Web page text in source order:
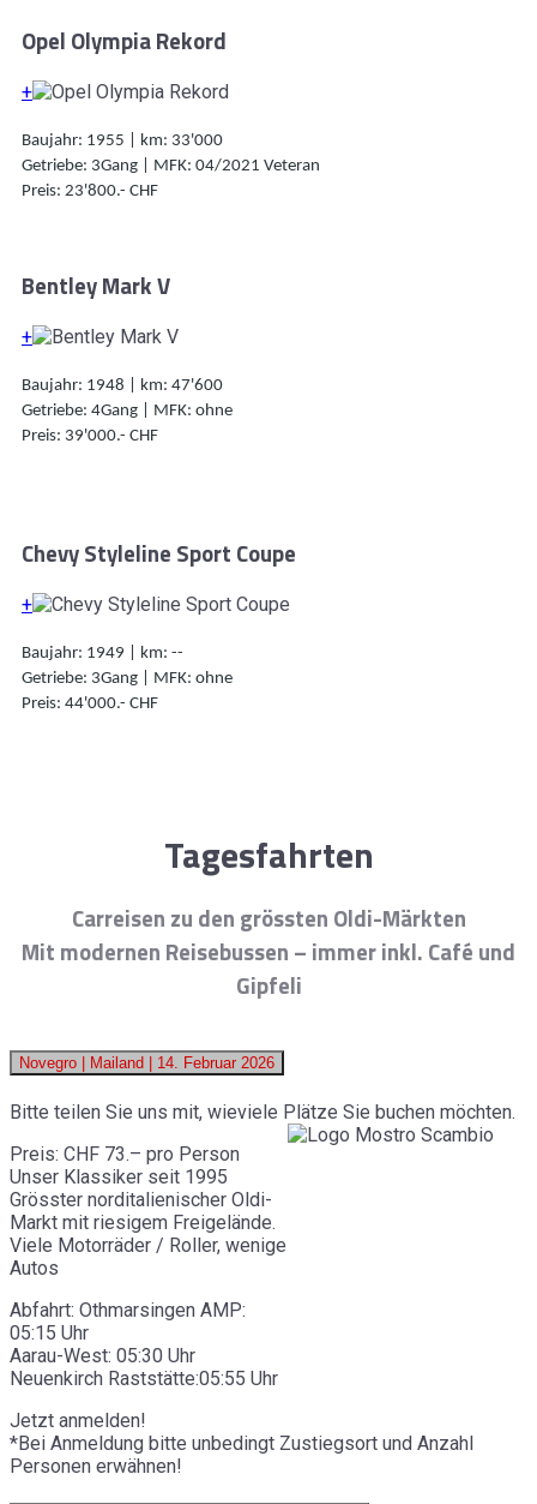
Opel Olympia Rekord
+
Baujahr: 1955 | km: 33'000
Getriebe: 3Gang | MFK: 04/2021 Veteran
Preis: 23'800.- CHF
Bentley Mark V
+
Baujahr: 1948 | km: 47'600
Getriebe: 4Gang | MFK: ohne
Preis: 39'000.- CHF
Chevy Styleline Sport Coupe
+
Baujahr: 1949 | km: --
Getriebe: 3Gang | MFK: ohne
Preis: 44'000.- CHF
Tagesfahrten
Carreisen zu den grössten Oldi-Märkten
Mit modernen Reisebussen – immer inkl. Café und
Gipfeli
Novegro | Mailand | 14. Februar 2026
Bitte teilen Sie uns mit, wieviele Plätze Sie buchen möchten.
Preis: CHF 73.– pro Person
Unser Klassiker seit 1995
Grösster norditalienischer Oldi-
Markt mit riesigem Freigelände.
Viele Motorräder / Roller, wenige
Autos
Abfahrt: Othmarsingen AMP:
05:15 Uhr
Aarau-West: 05:30 Uhr
Neuenkirch Raststätte:05:55 Uhr
Jetzt anmelden!
*Bei Anmeldung bitte unbedingt Zustiegsort und Anzahl
Personen erwähnen!